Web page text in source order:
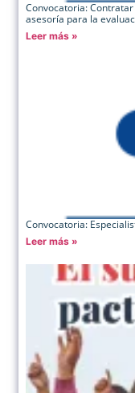
Convocatoria:
asesoría para la
Leer más »
Convocatoria:
Leer más »